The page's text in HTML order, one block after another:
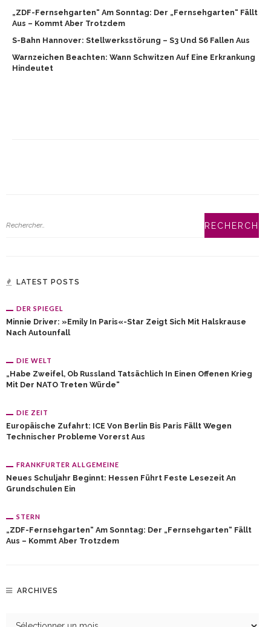
„ZDF-Fernsehgarten“ Am Sonntag: Der „Fernsehgarten“ Fällt
Aus – Kommt Aber Trotzdem
S-Bahn Hannover: Stellwerksstörung – S3 Und S6 Fallen Aus
Warnzeichen Beachten: Wann Schwitzen Auf Eine Erkrankung
Hindeutet
LATEST POSTS
DER SPIEGEL
Minnie Driver: »Emily In Paris«-Star Zeigt Sich Mit Halskrause
Nach Autounfall
DIE WELT
„Habe Zweifel, Ob Russland Tatsächlich In Einen Offenen Krieg
Mit Der NATO Treten Würde“
DIE ZEIT
Europäische Zufahrt: ICE Von Berlin Bis Paris Fällt Wegen
Technischer Probleme Vorerst Aus
FRANKFURTER ALLGEMEINE
Neues Schuljahr Beginnt: Hessen Führt Feste Lesezeit An
Grundschulen Ein
STERN
„ZDF-Fernsehgarten“ Am Sonntag: Der „Fernsehgarten“ Fällt
Aus – Kommt Aber Trotzdem
ARCHIVES